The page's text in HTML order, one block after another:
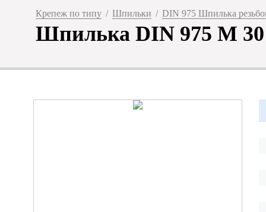
Крепеж по типу / Шпильки / DIN 975 Шпилька
Шпилька DIN 975 М 30